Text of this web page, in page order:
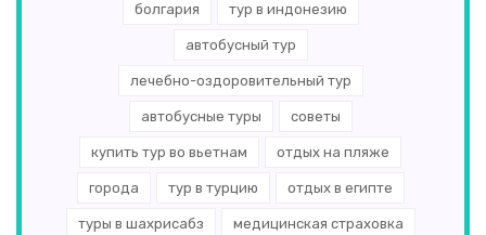
болгария тур в индонезию
автобусный тур
лечебно-оздоровительный тур
автобусные туры советы
купить тур во вьетнам отдых на пляже
города тур в турцию отдых в египте
туры в шахрисабз медицинская страховка